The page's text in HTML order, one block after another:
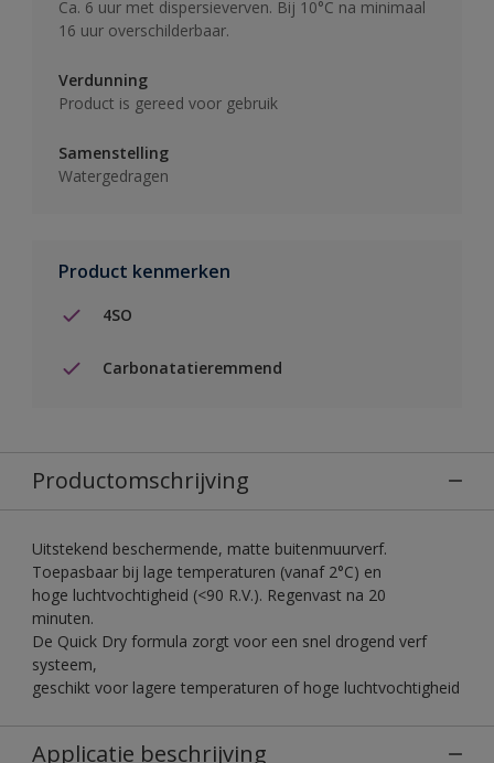
Ca. 6 uur met dispersieverven. Bij 10°C na minimaal
16 uur overschilderbaar.
Verdunning
Product is gereed voor gebruik
Samenstelling
Watergedragen
Product kenmerken
4SO
Carbonatatieremmend
Productomschrijving
Uitstekend beschermende, matte buitenmuurverf.
Toepasbaar bij lage temperaturen (vanaf 2°C) en
hoge luchtvochtigheid (<90 R.V.). Regenvast na 20
minuten.
De Quick Dry formula zorgt voor een snel drogend verf
systeem,
geschikt voor lagere temperaturen of hoge luchtvochtigheid
Applicatie beschrijving